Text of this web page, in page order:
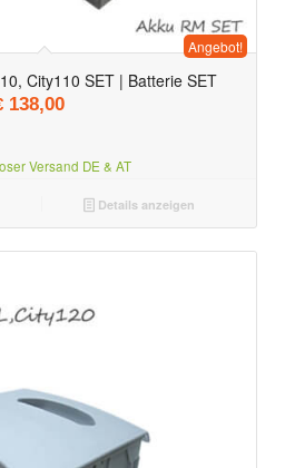
City110 SET | Batterie SET
Preis war: € 156,00
138,00Aktueller Preis ist: € 138,00.
Angebot!
Versand DE & AT
Details anzeigen